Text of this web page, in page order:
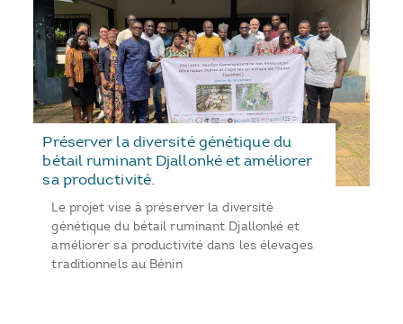
Préserver la diversité génétique du
bétail ruminant Djallonké et améliorer
sa productivité.
Le projet vise à préserver la diversité
génétique du bétail ruminant Djallonké et
améliorer sa productivité dans les élevages
traditionnels au Bénin